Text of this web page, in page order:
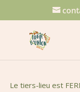
Le tiers-lieu est